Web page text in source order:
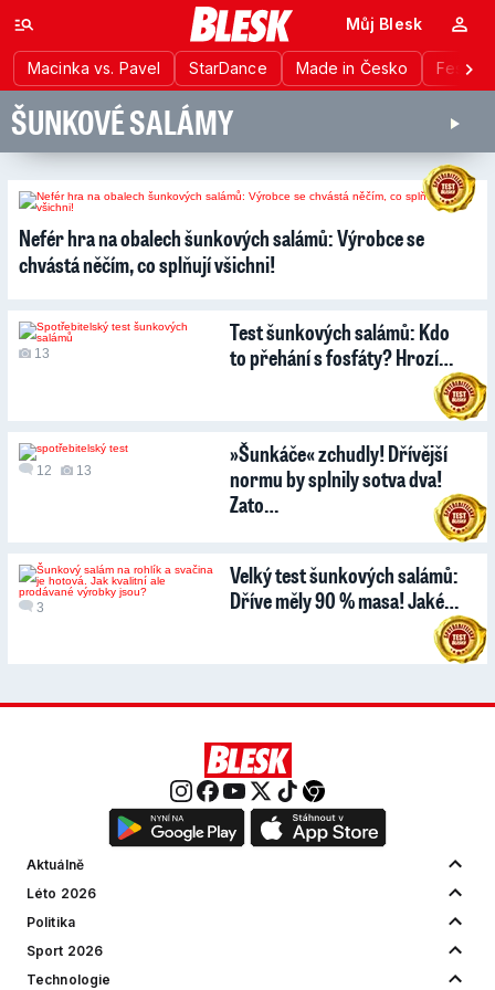
Macinka vs. Pavel StarDance Made in Česko
Můj Blesk
ŠUNKOVÉ SALÁMY
14
Nefér hra na obalech šunkových salámů: Výrobce se
chvástá něčím, co splňují všichni!
13
Test šunkových salámů: Kdo
to přehání s fosfáty? Hrozí…
12 13
»Šunkáče« zchudly! Dřívější
normu by splnily sotva dva!
Zato…
3
Velký test šunkových salámů:
Dříve měly 90 % masa! Jaké…
Aktuálně
Léto 2026
Politika
Sport 2026
Technologie